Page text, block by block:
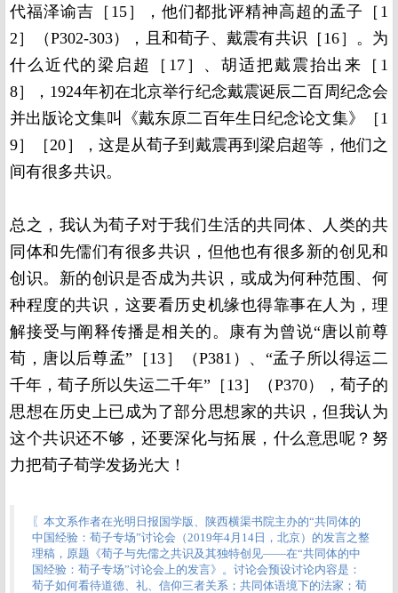
代福泽谕吉［15］，他们都批评精神高超的孟子［1
2］（P302-303），且和荀子、戴震有共识［16］。为
什么近代的梁启超［17］、胡适把戴震抬出来［1
8］，1924年初在北京举行纪念戴震诞辰二百周纪念会
并出版论文集叫《戴东原二百年生日纪念论文集》［1
9］［20］，这是从荀子到戴震再到梁启超等，他们之
间有很多共识。
总之，我认为荀子对于我们生活的共同体、人类的共
同体和先儒们有很多共识，但他也有很多新的创见和
创识。新的创识是否成为共识，或成为何种范围、何
种程度的共识，这要看历史机缘也得靠事在人为，理
解接受与阐释传播是相关的。康有为曾说“唐以前尊
荀，唐以后尊孟”［13］（P381）、“孟子所以得运二
千年，荀子所以失运二千年”［13］（P370），荀子的
思想在历史上已成为了部分思想家的共识，但我认为
这个共识还不够，还要深化与拓展，什么意思呢？努
力把荀子荀学发扬光大！
〖本文系作者在光明日报国学版、陕西横渠书院主办的“共同体的
中国经验：荀子专场”讨论会（2019年4月14日，北京）的发言之整
理稿，原题《荀子与先儒之共识及其独特创见——在“共同体的中
国经验：荀子专场”讨论会上的发言》。讨论会预设讨论内容是：
荀子如何看待道德、礼、信仰三者关系；共同体语境下的法家；荀